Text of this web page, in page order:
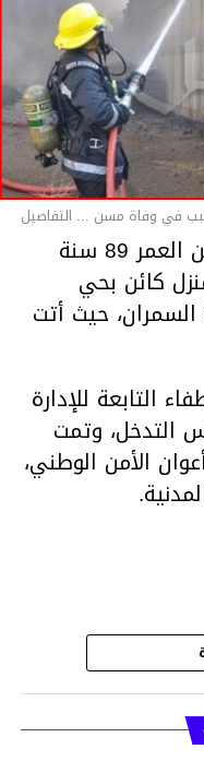
في وفاة مسن ... التفاصيل
توفي يوم أمس مسن يبلغ من العمر 89 سنة
كائن بحي
السمران، حيث أتت
التابعة للإدارة
التدخل، وتمت
الأمن الوطني،